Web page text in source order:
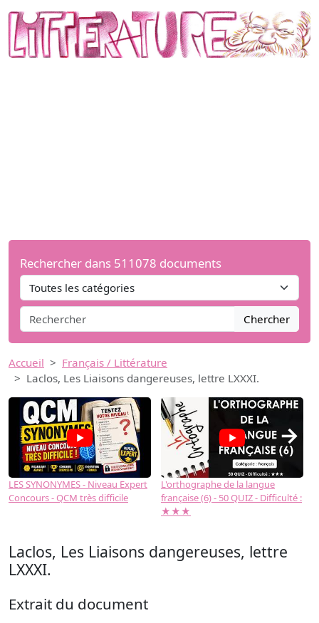
Rechercher dans 511078 documents
Chercher
Accueil
Français / Littérature
Laclos, Les Liaisons dangereuses, lettre LXXXI.
LES SYNONYMES - Niveau Expert
Concours - QCM très difficile
L'orthographe de la langue
française (6) - 50 QUIZ - Difficulté :
★★★
→
Laclos, Les Liaisons dangereuses, lettre
LXXXI.
Extrait du document